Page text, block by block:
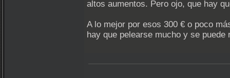
altos aumentos. Pero ojo, que hay
A lo mejor por esos 300 € o poco
hay que pelearse mucho y se